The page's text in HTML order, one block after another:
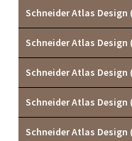
Schneider Atlas Design
Schneider Atlas Design
Schneider Atlas Design
Schneider Atlas Design
Schneider Atlas Design